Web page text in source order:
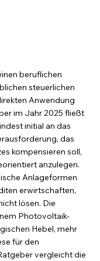
beruflichen
steuerlichen
Anwendung
im Jahr 2025 fließt
initial an das
das
kompensieren soll,
anzulegen.
Anlageformen
erwirtschaften,
lösen. Die
Photovoltaik-
Hebel, mehr
für den
vergleicht die